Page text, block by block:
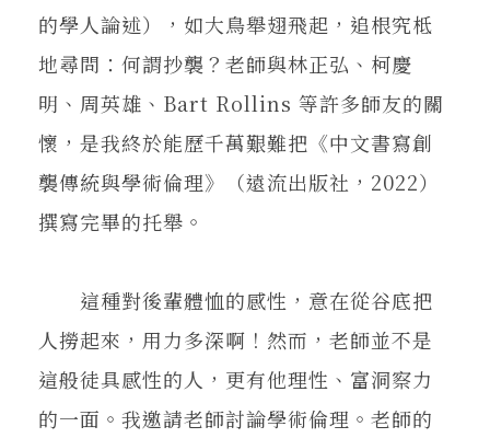
的學人論述），如大鳥舉翅飛起，追根究柢
地尋問：何謂抄襲？老師與林正弘、柯慶
明、周英雄、Bart Rollins 等許多師友的關
懷，是我終於能歷千萬艱難把《中文書寫創
襲傳統與學術倫理》（遠流出版社，2022）
撰寫完畢的托舉。
這種對後輩體恤的感性，意在從谷底把
人撈起來，用力多深啊！然而，老師並不是
這般徒具感性的人，更有他理性、富洞察力
的一面。我邀請老師討論學術倫理。老師的